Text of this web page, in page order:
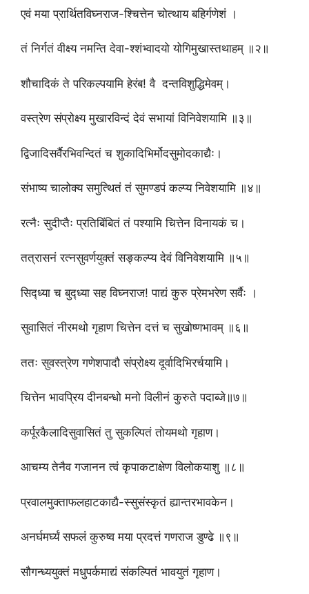
एवं मया प्रार्थितविघ्नराज-श्चित्तेन चोत्थाय बहिर्गणेशं ।
तं निर्गतं वीक्ष्य नमन्ति देवा-श्शंभ्वादयो योगिमुखास्तथाहम् ॥२॥
शौचादिकं ते परिकल्पयामि हेरंब! वै दन्तविशुद्धिमेवम्।
वस्त्रेण संप्रोक्ष्य मुखारविन्दं देवं सभायां विनिवेशयामि ॥३॥
द्विजादिसर्वैरभिवन्दितं च शुकादिभिर्मोदसुमोदकाद्यैः।
संभाष्य चालोक्य समुत्थितं तं सुमण्डपं कल्प्य निवेशयामि ॥४॥
रत्नैः सुदीप्तैः प्रतिबिंबितं तं पश्यामि चित्तेन विनायकं च।
तत्रासनं रत्नसुवर्णयुक्तं सङ्कल्प्य देवं विनिवेशयामि ॥५॥
सिद्ध्या च बुद्ध्या सह विघ्नराज! पाद्यं कुरु प्रेमभरेण सर्वैः ।
सुवासितं नीरमथो गृहाण चित्तेन दत्तं च सुखोष्णभावम् ॥६॥
ततः सुवस्त्रेण गणेशपादौ संप्रोक्ष्य दूर्वादिभिरर्चयामि।
चित्तेन भावप्रिय दीनबन्धो मनो विलीनं कुरुते पदाब्जे॥७॥
कर्पूरकैलादिसुवासितं तु सुकल्पितं तोयमथो गृहाण।
आचम्य तेनैव गजानन त्वं कृपाकटाक्षेण विलोकयाशु ॥८॥
प्रवालमुक्ताफलहाटकाद्यै-स्सुसंस्कृतं ह्यान्तरभावकेन।
अनर्घमर्घ्यं सफलं कुरुष्व मया प्रदत्तं गणराज डुण्ढे ॥९॥
सौगन्ध्ययुक्तं मधुपर्कमाद्यं संकल्पितं भावयुतं गृहाण।